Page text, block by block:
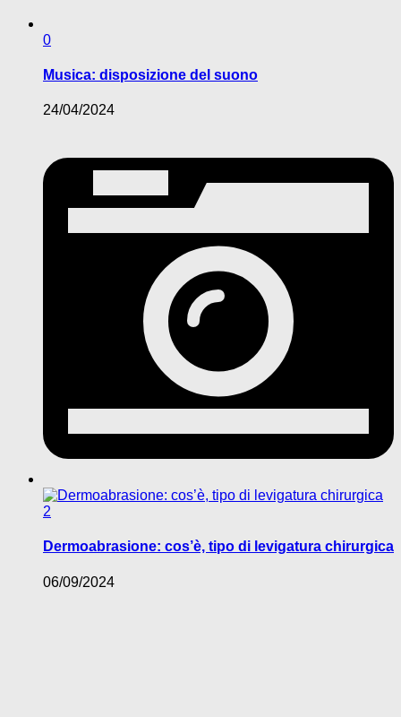
0
Musica: disposizione del suono
24/04/2024
2
Dermoabrasione: cos’è, tipo di levigatura chirurgica
06/09/2024